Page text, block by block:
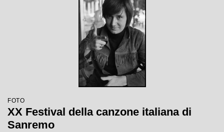
FOTO
XX Festival della canzone italiana di
Sanremo